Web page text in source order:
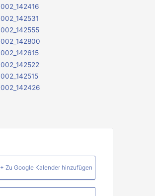
+ Zu Google Kalender hinzufügen